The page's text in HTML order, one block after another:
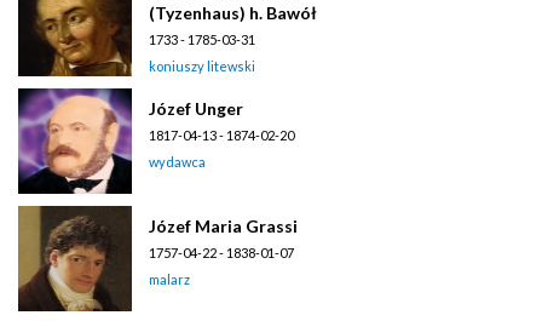
(Tyzenhaus) h. Bawół
1733 - 1785-03-31
koniuszy litewski
Józef Unger
1817-04-13 - 1874-02-20
wydawca
Józef Maria Grassi
1757-04-22 - 1838-01-07
malarz